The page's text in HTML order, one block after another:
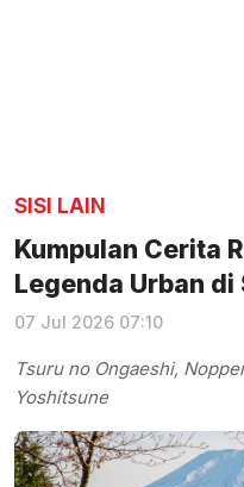
SISI LAIN
Kumpulan Cerita
Legenda Urban
07 Jul 2026 07:10
Tsuru no Ongaeshi,
Yoshitsune